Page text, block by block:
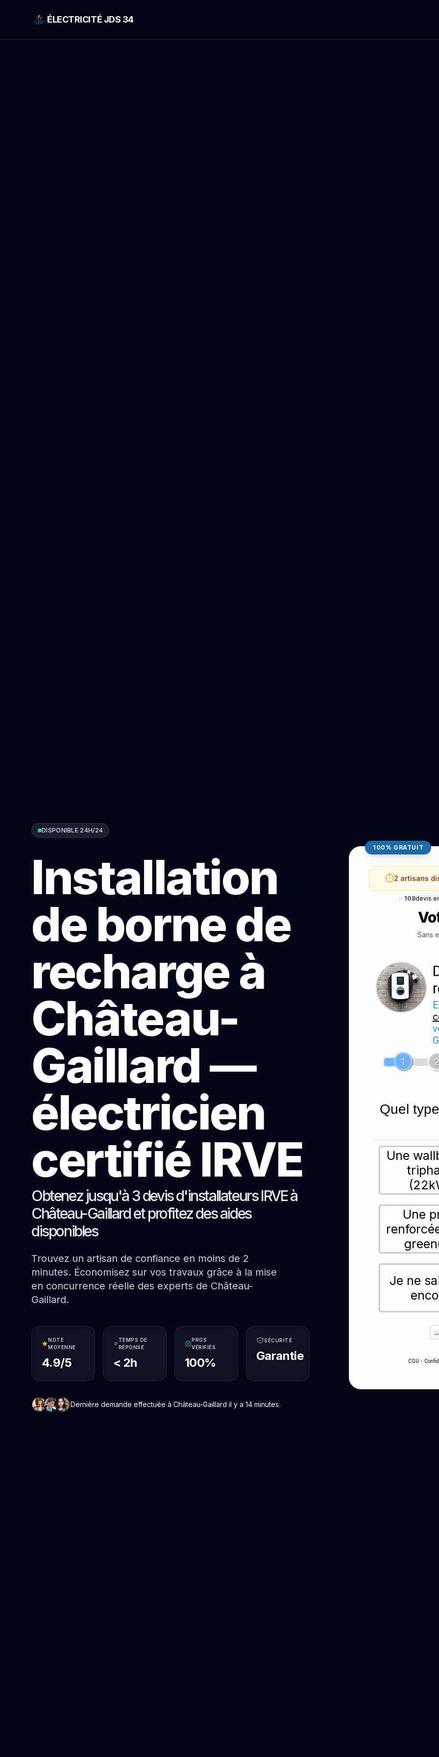
ÉLECTRICITÉ JDS 34
DISPONIBLE 24H/24
Installation
de borne de
recharge à
Château-
Gaillard —
électricien
certifié IRVE
Obtenez jusqu'à 3 devis d'installateurs IRVE à
Château-Gaillard et profitez des aides
disponibles
Trouvez un artisan de confiance en moins de 2
minutes. Économisez sur vos travaux grâce à la mise
en concurrence réelle des experts de Château-
Gaillard.
NOTE
MOYENNE
4.9/5
TEMPS DE
RÉPONSE
< 2h
PROS
VÉRIFIÉS
100%
SÉCURITÉ
Garantie
Dernière demande effectuée à Château-Gaillard il y a 14 minutes.
100% GRATUIT
⏱️2 artisans
✅108devis
Sans
1
2
Quel
Une
Une
Je ne
CGU -